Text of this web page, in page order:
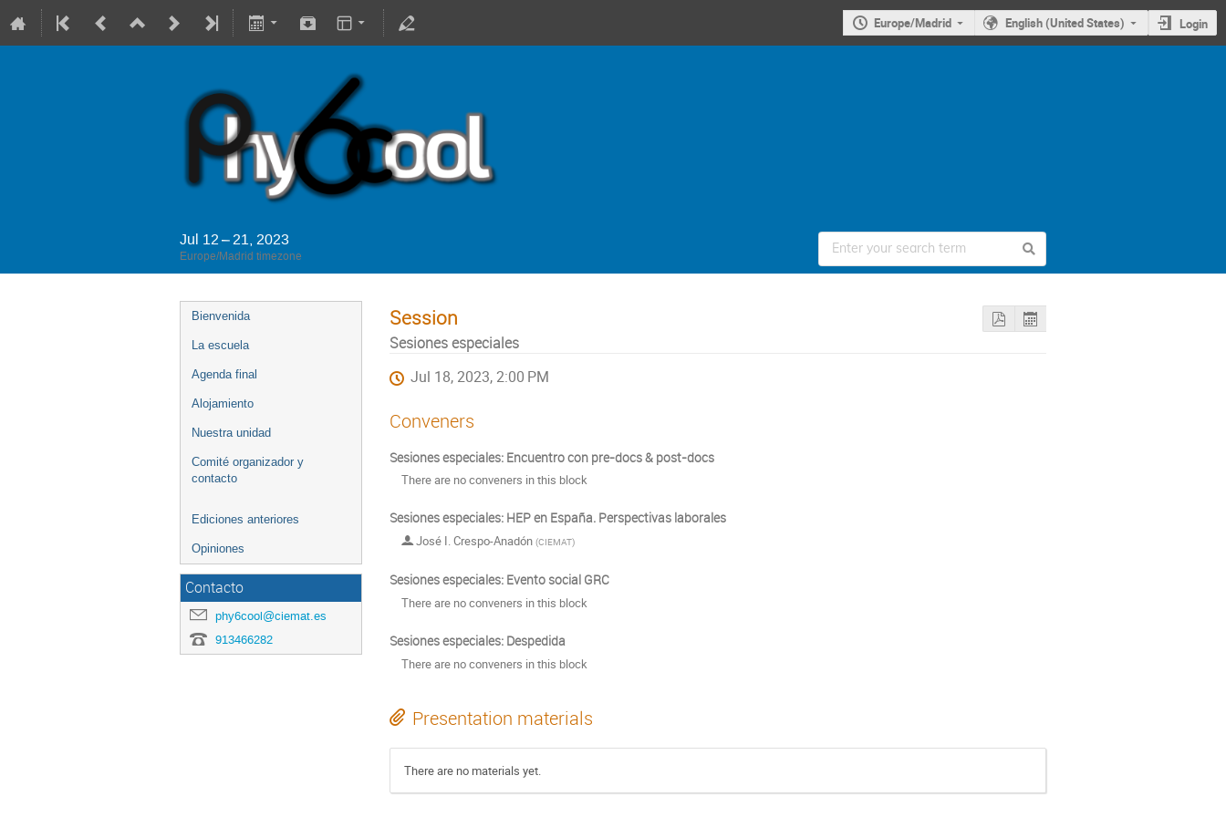
Europe/Madrid English (United States) Login
Jul 12 – 21, 2023
Europe/Madrid timezone
Bienvenida
La escuela
Agenda final
Alojamiento
Nuestra unidad
Comité organizador y
contacto
Ediciones anteriores
Opiniones
Contacto
phy6cool@ciemat.es
913466282
Session
Sesiones especiales
Jul 18, 2023, 2:00 PM
Conveners
Sesiones especiales: Encuentro con pre-docs & post-docs
There are no conveners in this block
Sesiones especiales: HEP en España. Perspectivas laborales
José I. Crespo-Anadón (CIEMAT)
Sesiones especiales: Evento social GRC
There are no conveners in this block
Sesiones especiales: Despedida
There are no conveners in this block
Presentation materials
There are no materials yet.